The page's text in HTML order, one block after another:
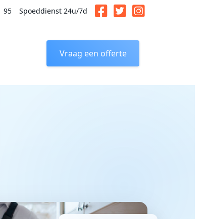
95 Spoeddienst 24u/7d
Vraag een offerte